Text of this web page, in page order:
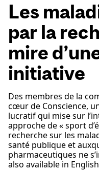
Les
par la
mire
initiative
Des membres de la
cœur de Conscience,
lucratif qui mise sur
approche de « sport
recherche sur les
santé publique et
pharmaceutiques ne
also available in